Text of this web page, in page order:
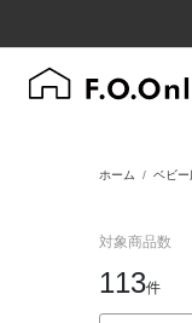
ホーム ベビー
対象商品数
113件